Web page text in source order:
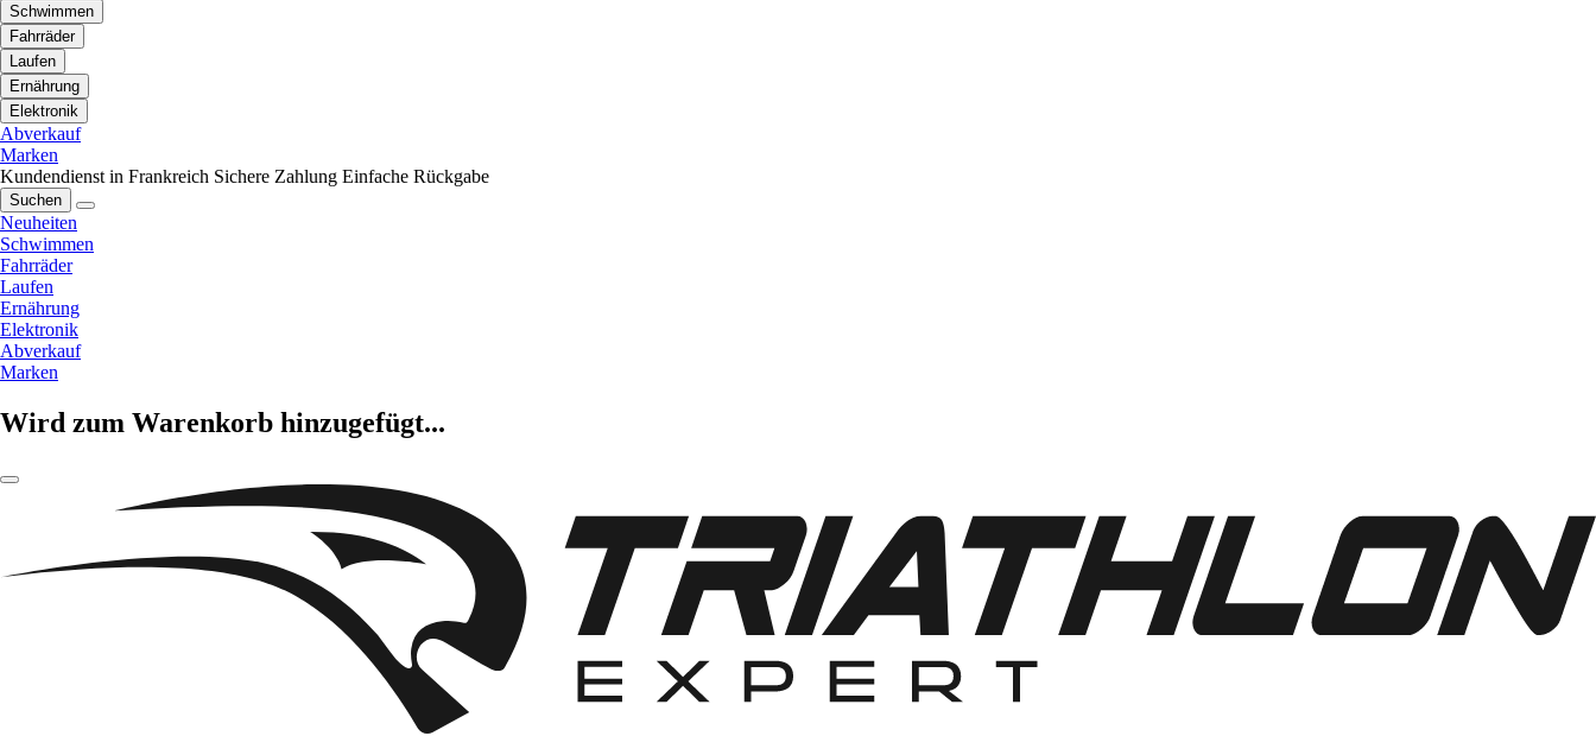
Schwimmen
Fahrräder
Laufen
Ernährung
Elektronik
Abverkauf
Marken
Kundendienst in Frankreich Sichere Zahlung Einfache Rückgabe
Suchen
Neuheiten
Schwimmen
Fahrräder
Laufen
Ernährung
Elektronik
Abverkauf
Marken
Wird zum Warenkorb hinzugefügt...